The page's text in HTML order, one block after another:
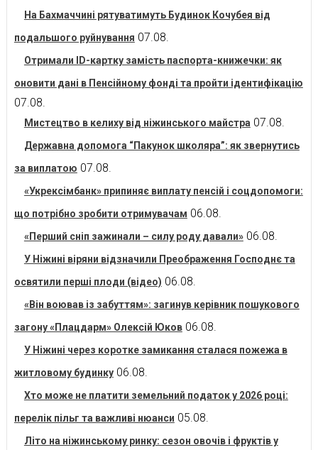
На Бахмаччині рятуватимуть Будинок Кочубея від
подальшого руйнування 07.08.
Отримали ID-картку замість паспорта-книжечки: як
оновити дані в Пенсійному фонді та пройти ідентифікацію
07.08.
Мистецтво в келиху від ніжинського майстра 07.08.
Державна допомога “Пакунок школяра”: як звернутись
за виплатою 07.08.
«Укрексімбанк» припиняє виплату пенсій і соцдопомоги:
що потрібно зробити отримувачам 06.08.
«Перший сніп зажинали – силу роду давали» 06.08.
У Ніжині віряни відзначили Преображення Господнє та
освятили перші плоди (відео) 06.08.
«Він воював із забуттям»: загинув керівник пошукового
загону «Плацдарм» Олексій Юков 06.08.
У Ніжині через коротке замикання сталася пожежа в
житловому будинку 06.08.
Хто може не платити земельний податок у 2026 році:
перелік пільг та важливі нюанси 05.08.
Літо на ніжинському ринку: сезон овочів і фруктів у